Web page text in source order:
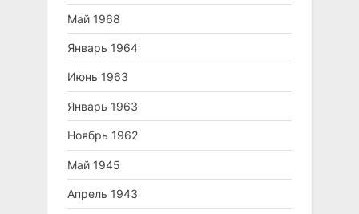
Май 1968
Январь 1964
Июнь 1963
Январь 1963
Ноябрь 1962
Май 1945
Апрель 1943